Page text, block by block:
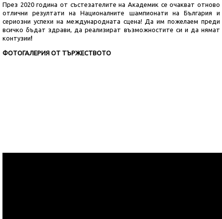
През 2020 година от състезателите на Академик се очакват отново
отлични резултати на Националните шампионати на България и
сериозни успехи на международната сцена! Да им пожелаем преди
всичко бъдат здрави, да реализират възможностите си и да нямат
контузии!
ФОТОГАЛЕРИЯ ОТ ТЪРЖЕСТВОТО